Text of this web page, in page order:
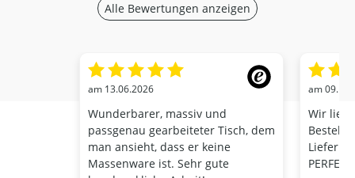
Alle Bewertungen anzeigen
am 13.06.2026
Wunderbarer, massiv und
passgenau gearbeiteter Tisch, dem
man ansieht, dass er keine
Massenware ist. Sehr gute
am
Wir